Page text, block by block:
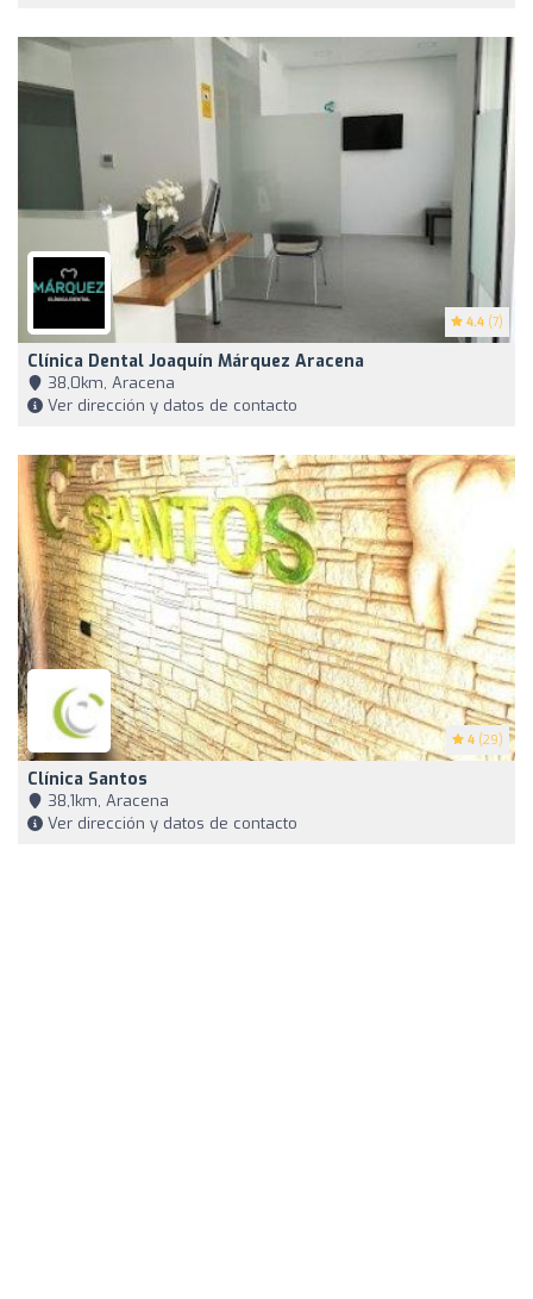
4.4 (7)
Clínica Dental Joaquín Márquez Aracena
38,0km, Aracena
Ver dirección y datos de contacto
4 (29)
Clínica Santos
38,1km, Aracena
Ver dirección y datos de contacto